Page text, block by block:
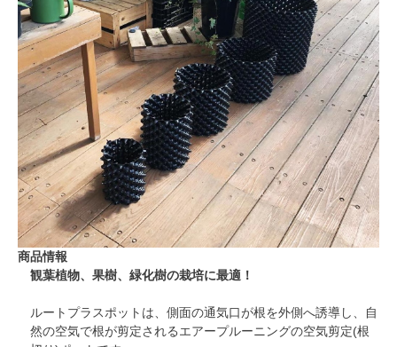
商品情報
観葉植物、果樹、緑化樹の栽培に最適！
ルートプラスポットは、側面の通気口が根を外側へ誘導し、自
然の空気で根が剪定されるエアープルーニングの空気剪定(根